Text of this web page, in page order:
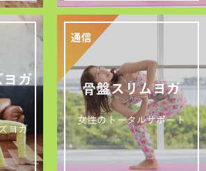
ヨガ
ヨガ
骨盤スリムヨガ
女性のトータルサポート